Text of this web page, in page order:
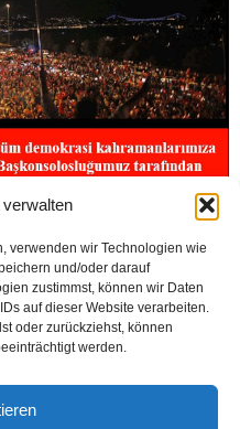
verwalten
verwenden wir Technologien wie
und/oder darauf
zustimmst, können wir Daten
auf dieser Website verarbeiten.
oder zurückziehst, können
werden.